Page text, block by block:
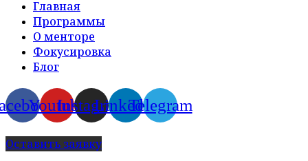
Главная
Программы
О менторе
Фокусировка
Блог
YoutubeInstagramLinkedinTelegram
Оставить заявку